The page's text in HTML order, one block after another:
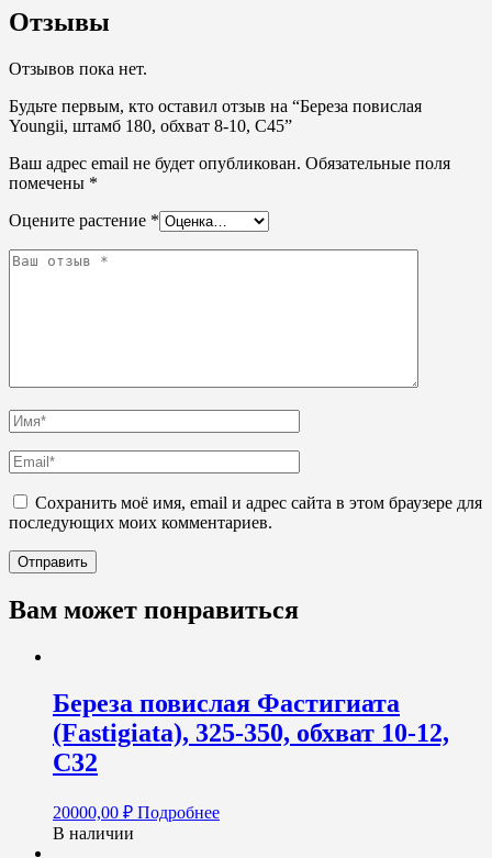
Отзывы
Отзывов пока нет.
Будьте первым, кто оставил отзыв на “Береза повислая
Youngii, штамб 180, обхват 8-10, С45”
Ваш адрес email не будет опубликован. Обязательные поля
помечены *
Оцените растение *
Сохранить моё имя, email и адрес сайта в этом браузере для
последующих моих комментариев.
Вам может понравиться
Береза повислая Фастигиата
(Fastigiata), 325-350, обхват 10-12,
C32
20000,00 ₽ Подробнее
В наличии